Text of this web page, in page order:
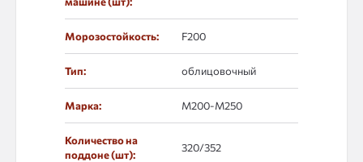
Морозостойкость: F200
Тип: облицовочный
Марка: М200-М250
Количество на
поддоне (шт):
320/352